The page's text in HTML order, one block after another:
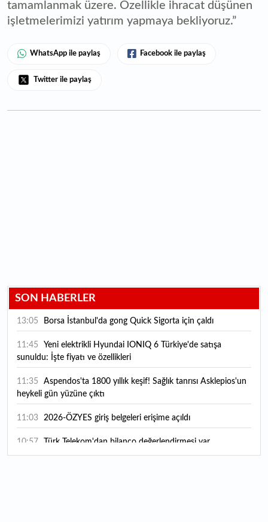
tamamlanmak üzere. Özellikle ihracat düşünen
işletmelerimizi yatırım yapmaya bekliyoruz.”
WhatsApp ile paylaş Facebook ile paylaş
Twitter ile paylaş
SON HABERLER
13:05 Borsa İstanbul'da gong Quick Sigorta için çaldı
11:45
sunuldu: İşte fiyatı ve özellikleri
11:35
heykeli gün yüzüne çıktı
11:03 2026-ÖZYES giriş belgeleri erişime açıldı
10:57 Türk Telekom'dan bilanço değerlendirmesi var